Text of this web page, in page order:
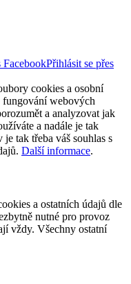
FacebookPřihlásit se přes
cookies a osobní
fungování webových
a analyzovat jak
a nadále je tak
tak třeba váš souhlas s
Další informace.
a ostatních údajů dle
nutné pro provoz
vždy. Všechny ostatní